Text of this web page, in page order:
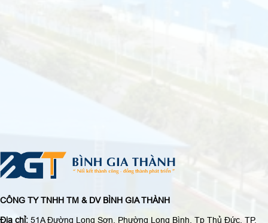
CÔNG TY TNHH TM & DV BÌNH GIA THÀNH
Địa chỉ: 51A Đường Long Sơn, Phường Long Bình, Tp Thủ Đức, TP.